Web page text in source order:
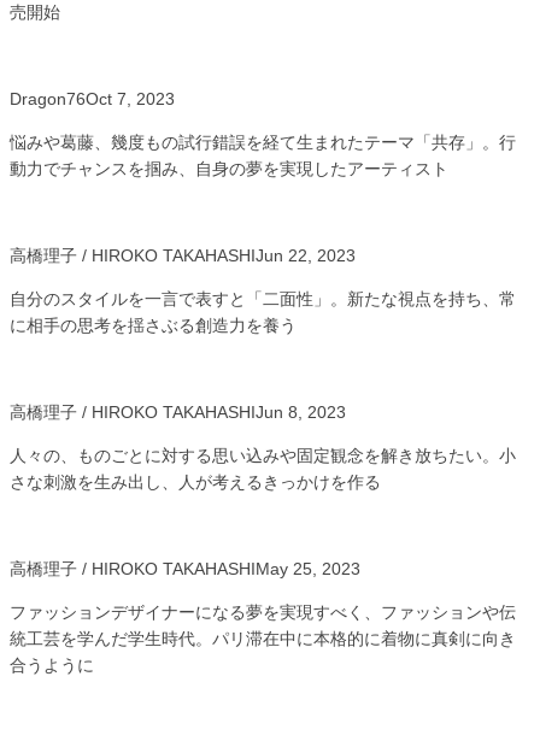
売開始
Dragon76Oct 7, 2023
悩みや葛藤、幾度もの試行錯誤を経て生まれたテーマ「共存」。行
動力でチャンスを掴み、自身の夢を実現したアーティスト
高橋理子 / HIROKO TAKAHASHIJun 22, 2023
自分のスタイルを一言で表すと「二面性」。新たな視点を持ち、常
に相手の思考を揺さぶる創造力を養う
高橋理子 / HIROKO TAKAHASHIJun 8, 2023
人々の、ものごとに対する思い込みや固定観念を解き放ちたい。小
さな刺激を生み出し、人が考えるきっかけを作る
高橋理子 / HIROKO TAKAHASHIMay 25, 2023
ファッションデザイナーになる夢を実現すべく、ファッションや伝
統工芸を学んだ学生時代。パリ滞在中に本格的に着物に真剣に向き
合うように